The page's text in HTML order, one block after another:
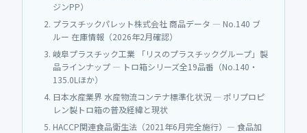
ジンPP）
プラスチックパレット株式会社 商品データ — No.140 ブ
ルー 在庫情報（2026年2月確認）
岐阜プラスチック工業 「リスのプラスチックグループ」製
品ラインナップ — トロ箱シリーズ全19品番（No.140・
135.0Lほか）
日本水産業界 水産物流コンテナ標準化状況 — ポリプロピ
レン製トロ箱の普及経緯と現状
HACCP関連食品衛生法（2021年6月完全施行）— 食品加